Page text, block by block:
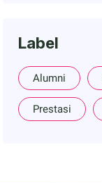
Label
Alumni
Prestasi